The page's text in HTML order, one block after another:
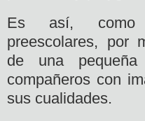
Es así,
preescolares, por
de una
compañeros con
sus cualidades.